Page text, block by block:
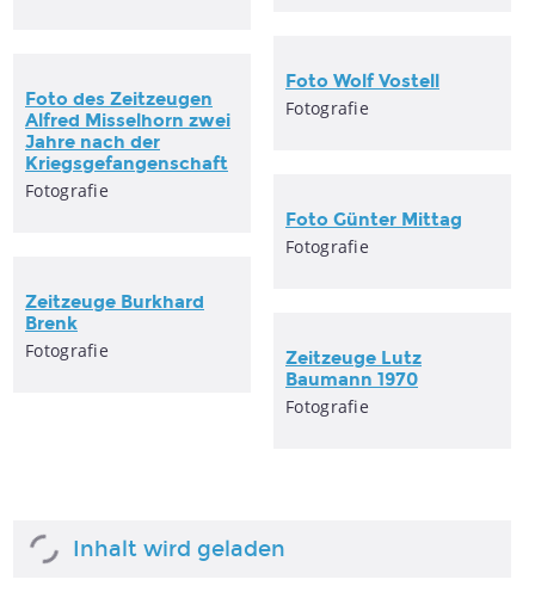
Foto Wolf Vostell
Fotografie
Foto des Zeitzeugen
Alfred Misselhorn zwei
Jahre nach der
Kriegsgefangenschaft
Fotografie
Foto Günter Mittag
Fotografie
Zeitzeuge Burkhard
Brenk
Fotografie
Zeitzeuge Lutz
Baumann 1970
Fotografie
Inhalt wird geladen